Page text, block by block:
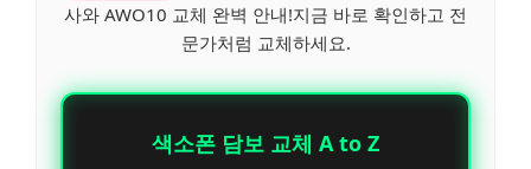
사와 AWO10 교체 완벽 안내!지금 바로 확인하고 전
문가처럼 교체하세요.
색소폰 담보 교체 A to Z